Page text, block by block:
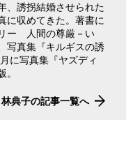
、誘拐結婚させられた
に収めてきた。著書に
ー 人間の尊厳－い
写真集『キルギスの誘
に写真集『ヤズディ
。
林典子の記事一覧へ